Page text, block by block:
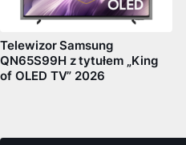
Telewizor Samsung
QN65S99H z tytułem „King
of OLED TV” 2026